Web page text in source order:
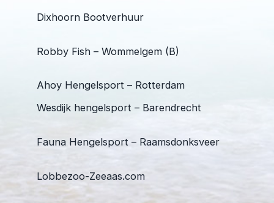
Dixhoorn Bootverhuur
Robby Fish – Wommelgem (B)
Ahoy Hengelsport – Rotterdam
Wesdijk hengelsport – Barendrecht
Fauna Hengelsport – Raamsdonksveer
Lobbezoo-Zeeaas.com